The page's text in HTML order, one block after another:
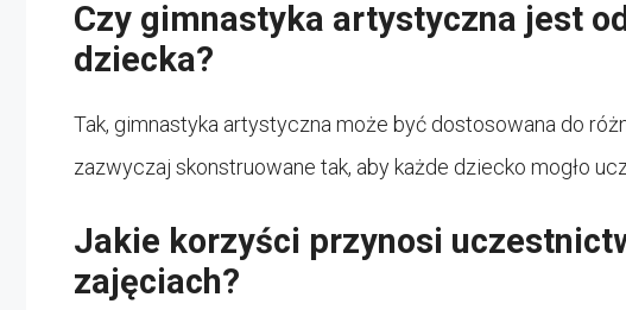
Czy gimnastyka artystyczna jest
dziecka?
Tak, gimnastyka artystyczna może być dostosowana do
zazwyczaj skonstruowane tak, aby każde dziecko mogło
Jakie korzyści przynosi
zajęciach?